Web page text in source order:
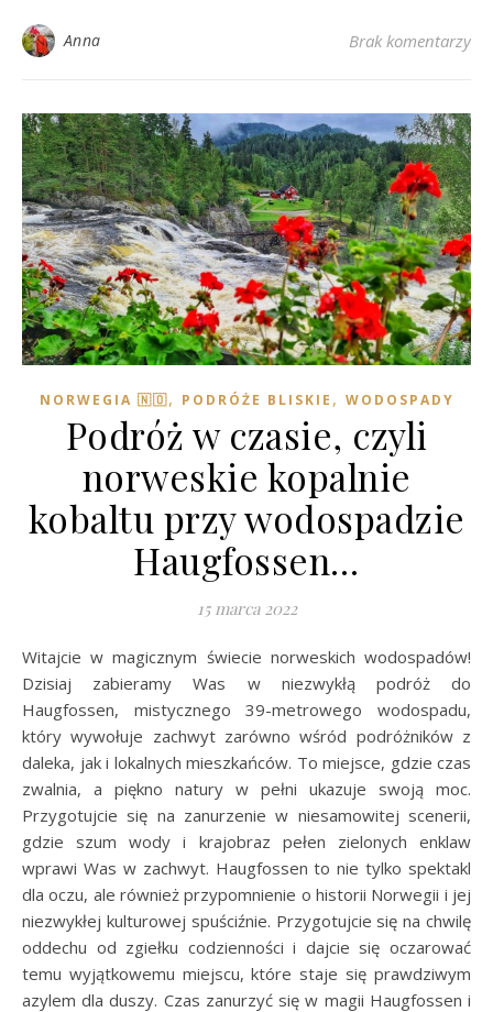
Anna Brak komentarzy
NORWEGIA 🇳🇴, PODRÓŻE BLISKIE , WODOSPADY
Podróż w czasie, czyli
norweskie kopalnie
kobaltu przy wodospadzie
Haugfossen…
15 marca 2022
Witajcie w magicznym świecie norweskich wodospadów!
Dzisiaj zabieramy Was w niezwykłą podróż do
Haugfossen, mistycznego 39-metrowego wodospadu,
który wywołuje zachwyt zarówno wśród podróżników z
daleka, jak i lokalnych mieszkańców. To miejsce, gdzie czas
zwalnia, a piękno natury w pełni ukazuje swoją moc.
Przygotujcie się na zanurzenie w niesamowitej scenerii,
gdzie szum wody i krajobraz pełen zielonych enklaw
wprawi Was w zachwyt. Haugfossen to nie tylko spektakl
dla oczu, ale również przypomnienie o historii Norwegii i jej
niezwykłej kulturowej spuściźnie. Przygotujcie się na chwilę
oddechu od zgiełku codzienności i dajcie się oczarować
temu wyjątkowemu miejscu, które staje się prawdziwym
azylem dla duszy. Czas zanurzyć się w magii Haugfossen i